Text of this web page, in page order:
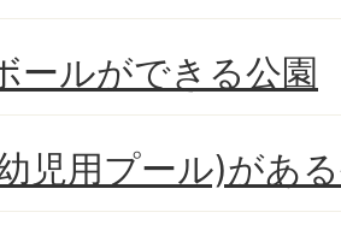
ールができる公園
児用プール)があ